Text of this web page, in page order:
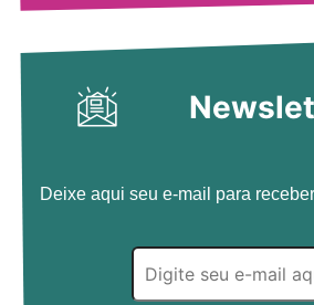
Deixe aqui seu e-mail para